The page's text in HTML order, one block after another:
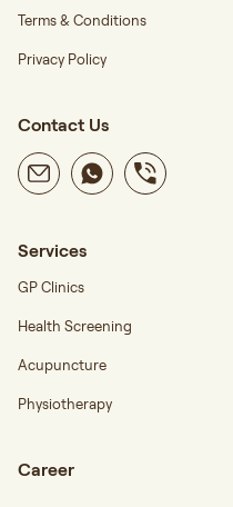
Terms & Conditions
Privacy Policy
Contact Us
Services
GP Clinics
Health Screening
Acupuncture
Physiotherapy
Career